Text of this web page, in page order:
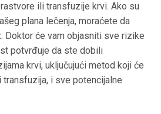
ili transfuzije krvi. Ako su
plana lečenja, moraćete da
Doktor će vam objasniti sve rizike
potvrđuje da ste dobili
krvi, uključujući metod koji će
i sve potencijalne